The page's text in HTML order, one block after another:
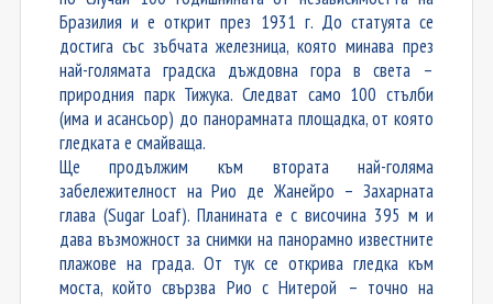
Бразилия и е открит през 1931 г. До статуята се
достига със зъбчата железница, която минава през
най-голямата градска дъждовна гора в света –
природния парк Тижука. Следват само 100 стълби
(има и асансьор) до панорамната площадка, от която
гледката е смайваща.
Ще продължим към втората най-голяма
забележителност на Рио де Жанейро – Захарната
глава (Sugar Loaf). Планината е с височина 395 м и
дава възможност за снимки на панорамно известните
плажове на града. От тук се открива гледка към
моста, който свързва Рио с Нитерой – точно на